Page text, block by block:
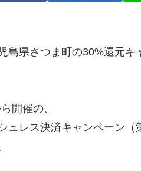
島県さつま町の30%還元
開催の、
ュレス決済キャンペーン（